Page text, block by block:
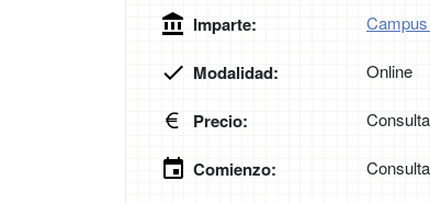
Imparte:
Modalidad: Online
Precio:
Comienzo: